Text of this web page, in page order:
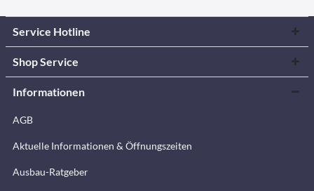
Service Hotline
Shop Service
Informationen
AGB
Aktuelle Informationen & Öffnungszeiten
Ausbau-Ratgeber